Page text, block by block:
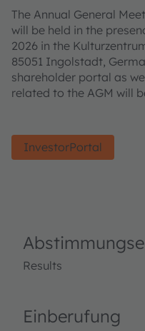
The Annual General
will be held in the
2026 in the
85051 Ingolstadt,
shareholder portal as
related to the AGM will
InvestorPortal
Results
Einberufung